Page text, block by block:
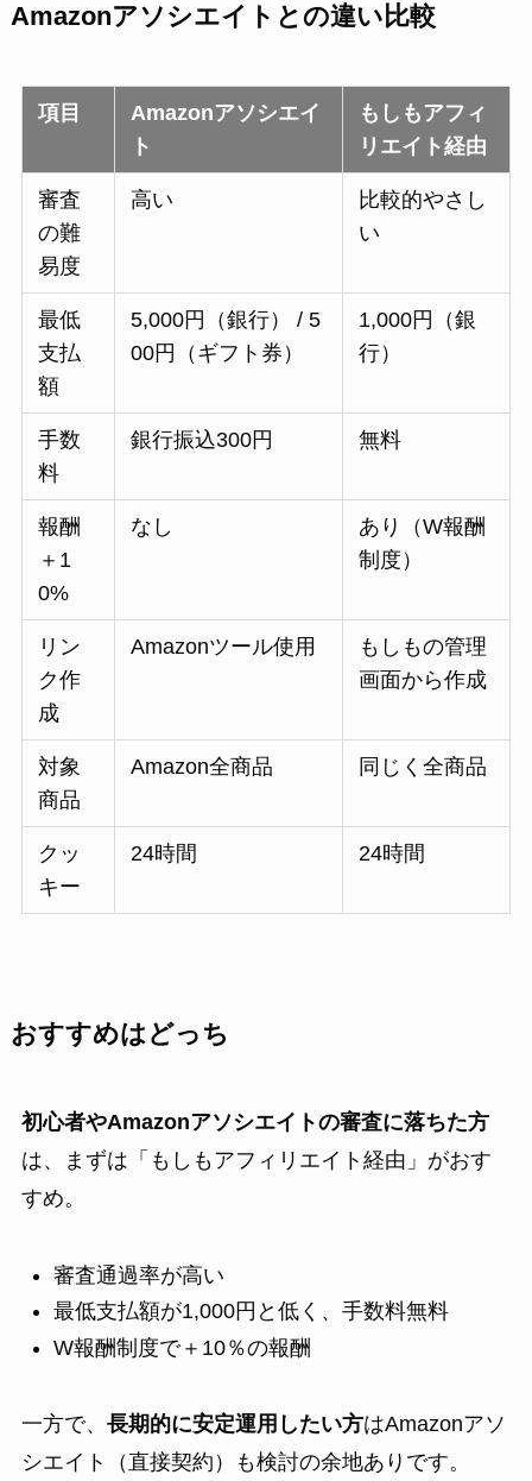
Amazonアソシエイトとの違い比較
項目
Amazonアソシエイ
ト
もしもアフィ
リエイト経由
審査
の難
易度
高い
比較的やさし
い
最低
支払
額
5,000円（銀行） / 5
00円（ギフト券）
1,000円（銀
行）
手数
料
銀行振込300円 無料
報酬
＋1
0%
なし
あり（W報酬
制度）
リン
ク作
成
Amazonツール使用
もしもの管理
画面から作成
対象
商品
Amazon全商品 同じく全商品
クッ
キー
24時間 24時間
おすすめはどっち
初心者やAmazonアソシエイトの審査に落ちた方
は、まずは「もしもアフィリエイト経由」がおす
すめ。
審査通過率が高い
最低支払額が1,000円と低く、手数料無料
W報酬制度で＋10％の報酬
一方で、 長期的に安定運用したい方はAmazonアソ
シエイト（直接契約）も検討の余地ありです。